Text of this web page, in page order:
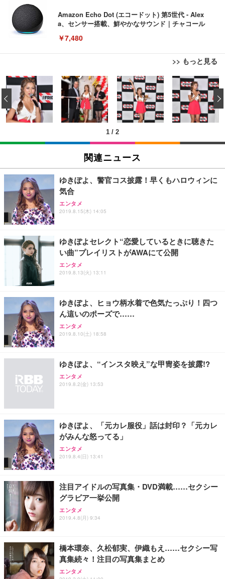
Amazon Echo Dot (エコードット) 第5世代 - Alex
a、センサー搭載、鮮やかなサウンド｜チャコール
￥7,480
>> もっと見る
[EdoErgo] オフィスチェア 椅子 テレワーク 疲れな
い 跳ね上げ式アームレスト コンパクト 約105度ロッ
キング pc 事務椅子 360度回転 座面昇降 強化ナイロ
ン樹脂ベース 通気性メッシュ 在宅ワーク H-WY01
(黒網+黒枠+黒足)
￥5,699
SIHOO B100 オフィスチェア／デスクチェア メッシ
ュチェア 人間工学 疲れない ブラック
￥27,999
Sezlife オフィスチェア デスクチェア 疲れない テレ
ワーク チェア 強化バックレスト 30度ロッキング機
能 人間工学 椅子 腰サポート 90度跳ね上げ式アーム
務用 おしゃれ パソコンチェア (ブラック)
Sezlife オフィスチェア デスクチェア 疲れない テレ
ワーク チェア 強化バックレスト 30度ロッキング機
能 人間工学 椅子 腰サポート 90度跳ね上げ式アーム
務用 おしゃれ パソコンチェア (ホワイト)
ANDWINT オフィスチェア デスクチェア 肘なし メ
ッシュ 通気性 ランバーサポート付き 腰サポート ガ
ス圧無段階昇降 360度回転 キャスター付き コンパク
EIZO ビジネス向けプレミアムモニター | FlexScan
EV3240X-WT | 31.5型4K UHD・USB Type-C・ホワ
イト
￥105,595
EIZO ビジネス向けプレミアムモニター | FlexScan
￥109,572
【純正品】27"ゲーミングモニター DualSense 充電
フック付き（CFI-ZDM1J）
【整備済み品】Dell E2724HS 27インチ 液晶モニタ
ー フルHD（1920×1080）VA 非光沢 HDMI/DisplayP
ort/VGA スピーカー内蔵 高さ調整 スイベル VESA対
【MiniLED/24.5inch/280Hz/FHD】GRAPHT THE S
HOOTER Gaming Monitor 24” Essential ゲーミン
グモニター QD 24.5インチ 1ms FHD 量子ドット 残
Amazonベーシック ペットシーツ 薄型 レギュラー 1
回使い捨て 無香料 ホワイト 300枚
￥3,373
Amazonベーシック ペットシーツ 厚型 ワイド 42枚
x2袋(84枚) ホワイト(吸収面:ライトブルー)
￥3,234
ネオ・ルーライフ ネオ・オムツ L 中型犬用 26枚入
り 単品
Smart Basic(スマートベーシック) 【Amazon.co.jp
限定】 Smart Basic アイリスオーヤマ ペットシーツ
超厚型 お徳用 ワイド 100枚入 (x 1) (ケース販売)
アイリスオーヤマ ペットシーツ 超厚型 お徳用 レギ
ュラー 200枚入【Amazon.co.jp限定】
1 / 2
‹
関連ニュース
ゆきぽよ、警官コス披露！早くもハロウィンに
気合
エンタメ
2019.8.15(木) 14:05
ゆきぽよセレクト“恋愛しているときに聴きた
い曲”プレイリストがAWAにて公開
エンタメ
2019.8.13(火) 13:11
ゆきぽよ、ヒョウ柄水着で色気たっぷり！四つ
ん這いのポーズで……
エンタメ
2019.8.10(土) 18:58
ゆきぽよ、“インスタ映え”な甲冑姿を披露!?
エンタメ
2019.8.2(金) 13:53
ゆきぽよ、「元カレ服役」話は封印？「元カレ
がみんな怒ってる」
エンタメ
2019.8.4(日) 13:41
注目アイドルの写真集・DVD満載……セクシー
グラビア一挙公開
エンタメ
2019.4.8(月) 9:34
橋本環奈、久松郁実、伊織もえ……セクシー写
真集続々！注目の写真集まとめ
エンタメ